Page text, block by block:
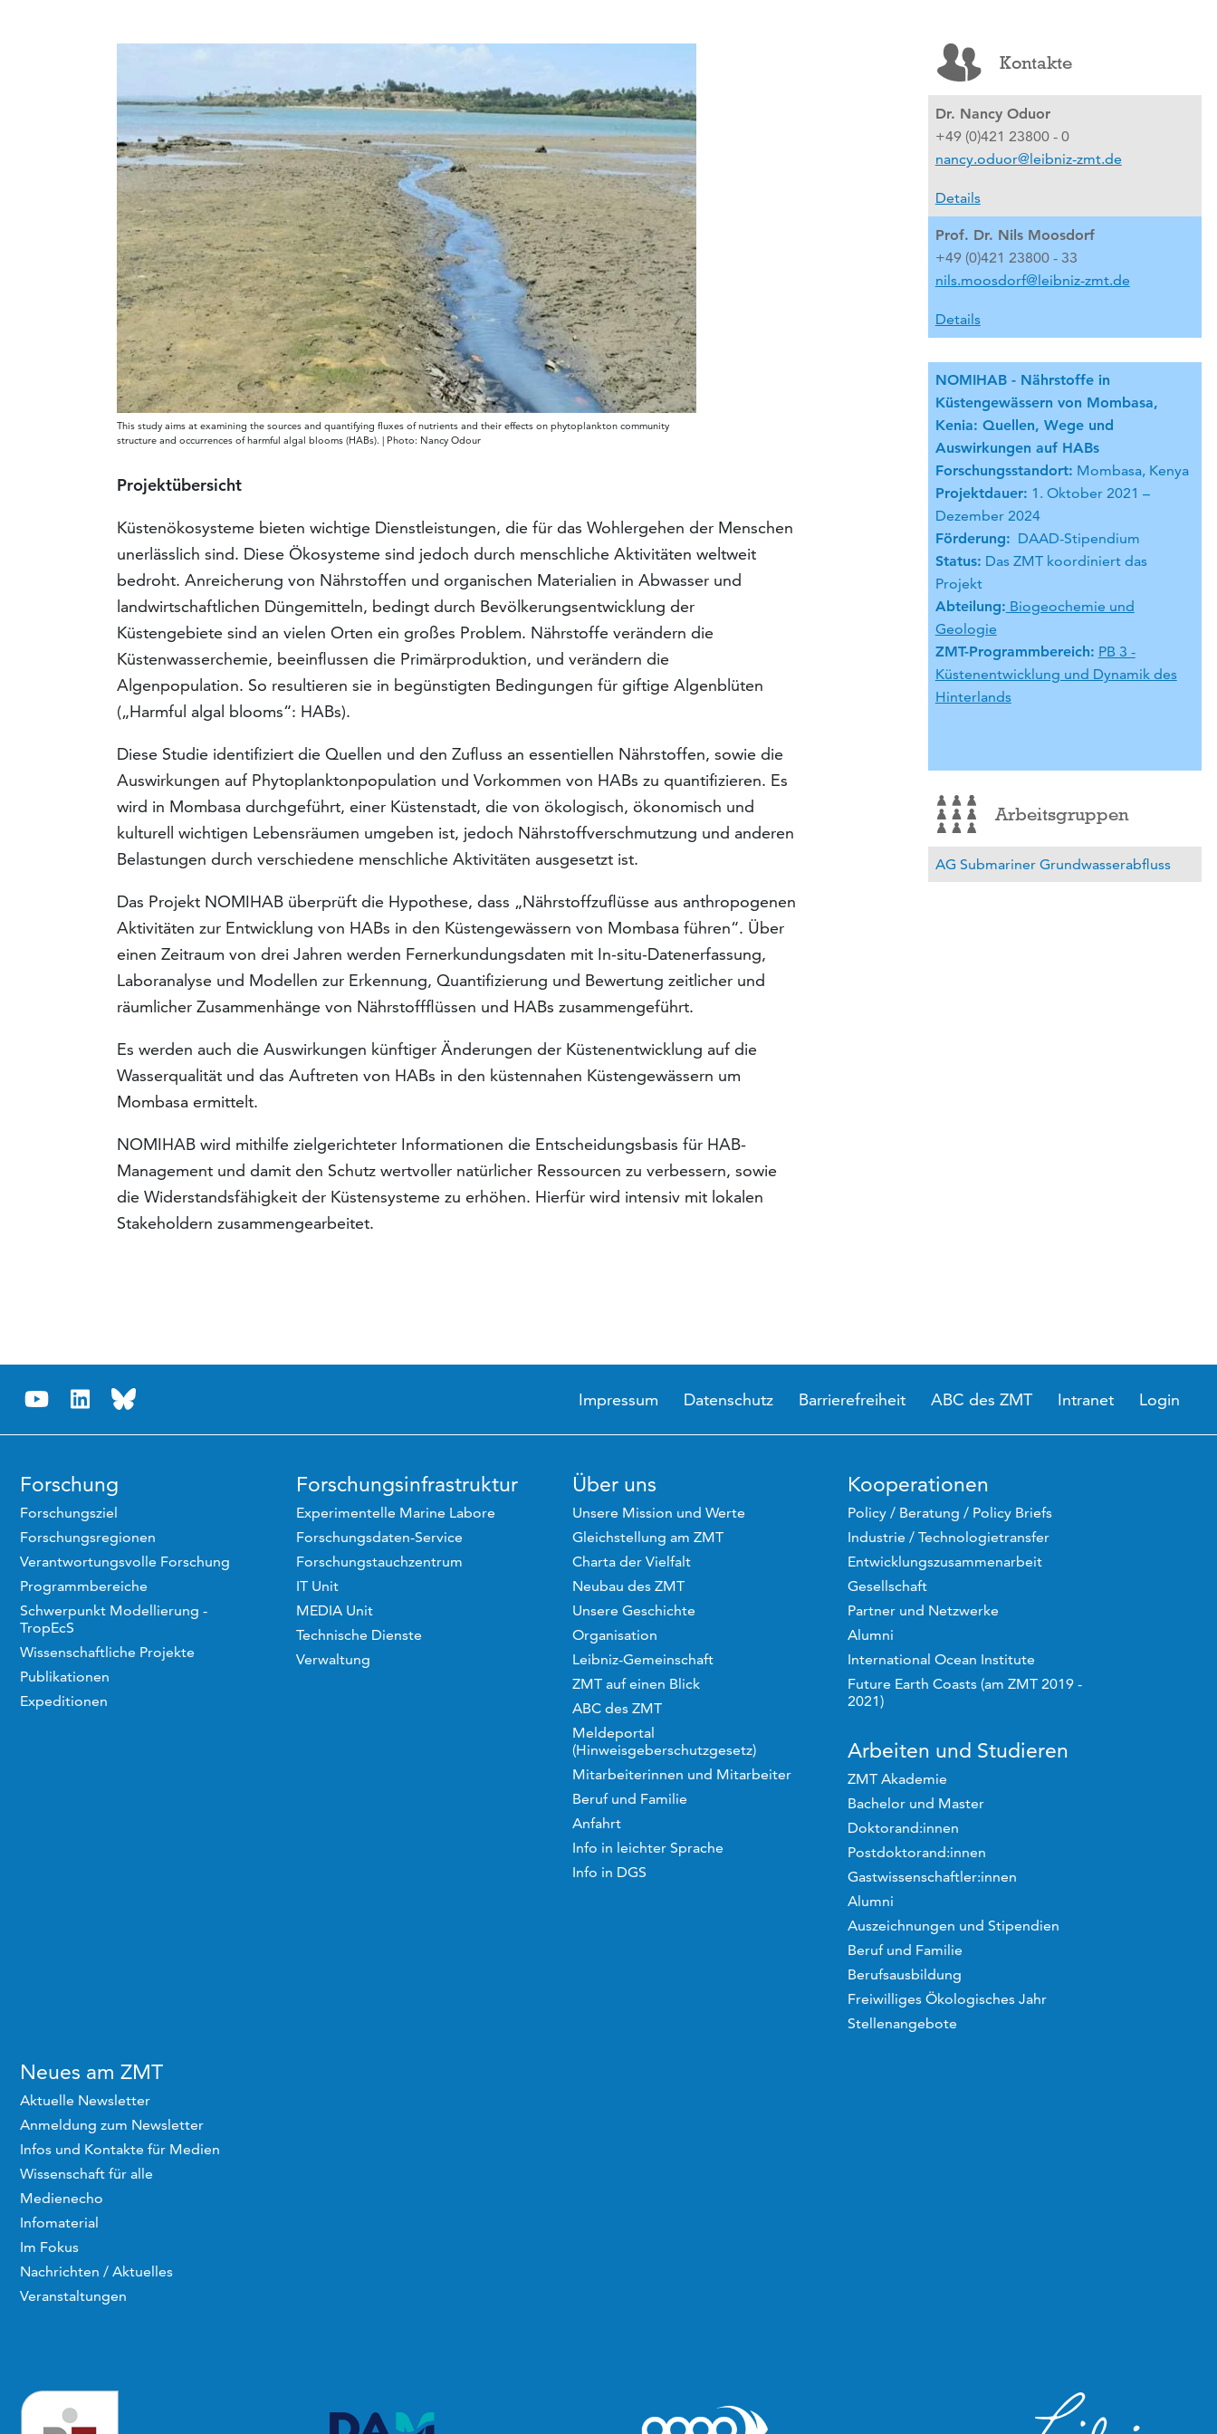
This study aims at examining the sources and quantifying fluxes of nutrients and their effects on phytoplankton community
structure and occurrences of harmful algal blooms (HABs). | Photo: Nancy Odour
Projektübersicht
Küstenökosysteme bieten wichtige Dienstleistungen, die für das Wohlergehen der Menschen
unerlässlich sind. Diese Ökosysteme sind jedoch durch menschliche Aktivitäten weltweit
bedroht. Anreicherung von Nährstoffen und organischen Materialien in Abwasser und
landwirtschaftlichen Düngemitteln, bedingt durch Bevölkerungsentwicklung der
Küstengebiete sind an vielen Orten ein großes Problem. Nährstoffe verändern die
Küstenwasserchemie, beeinflussen die Primärproduktion, und verändern die
Algenpopulation. So resultieren sie in begünstigten Bedingungen für giftige Algenblüten
(„Harmful algal blooms“: HABs).
Diese Studie identifiziert die Quellen und den Zufluss an essentiellen Nährstoffen, sowie die
Auswirkungen auf Phytoplanktonpopulation und Vorkommen von HABs zu quantifizieren. Es
wird in Mombasa durchgeführt, einer Küstenstadt, die von ökologisch, ökonomisch und
kulturell wichtigen Lebensräumen umgeben ist, jedoch Nährstoffverschmutzung und anderen
Belastungen durch verschiedene menschliche Aktivitäten ausgesetzt ist.
Das Projekt NOMIHAB überprüft die Hypothese, dass „Nährstoffzuflüsse aus anthropogenen
Aktivitäten zur Entwicklung von HABs in den Küstengewässern von Mombasa führen“. Über
einen Zeitraum von drei Jahren werden Fernerkundungsdaten mit In-situ-Datenerfassung,
Laboranalyse und Modellen zur Erkennung, Quantifizierung und Bewertung zeitlicher und
räumlicher Zusammenhänge von Nährstoffflüssen und HABs zusammengeführt.
Es werden auch die Auswirkungen künftiger Änderungen der Küstenentwicklung auf die
Wasserqualität und das Auftreten von HABs in den küstennahen Küstengewässern um
Mombasa ermittelt.
NOMIHAB wird mithilfe zielgerichteter Informationen die Entscheidungsbasis für HAB-
Management und damit den Schutz wertvoller natürlicher Ressourcen zu verbessern, sowie
die Widerstandsfähigkeit der Küstensysteme zu erhöhen. Hierfür wird intensiv mit lokalen
Stakeholdern zusammengearbeitet.
Kontakte
Dr. Nancy Oduor
+49 (0)421 23800 - 0
nancy.oduor@leibniz-zmt.de
Details
Prof. Dr. Nils Moosdorf
+49 (0)421 23800 - 33
nils.moosdorf@leibniz-zmt.de
Details
NOMIHAB - Nährstoffe in
Küstengewässern von Mombasa,
Kenia: Quellen, Wege und
Auswirkungen auf HABs
Forschungsstandort: Mombasa, Kenya
Projektdauer: 1. Oktober 2021 –
Dezember 2024
Förderung: DAAD-Stipendium
Status: Das ZMT koordiniert das
Projekt
Abteilung: Biogeochemie und
Geologie
ZMT-Programmbereich: PB 3 -
Küstenentwicklung und Dynamik des
Hinterlands
Arbeitsgruppen
AG Submariner Grundwasserabfluss
Impressum Datenschutz Barrierefreiheit ABC des ZMT Intranet Login
Forschung
Forschungsziel
Forschungsregionen
Verantwortungsvolle Forschung
Programmbereiche
Schwerpunkt Modellierung -
TropEcS
Wissenschaftliche Projekte
Publikationen
Expeditionen
Forschungsinfrastruktur
Experimentelle Marine Labore
Forschungsdaten-Service
Forschungstauchzentrum
IT Unit
MEDIA Unit
Technische Dienste
Verwaltung
Über uns
Unsere Mission und Werte
Gleichstellung am ZMT
Charta der Vielfalt
Neubau des ZMT
Unsere Geschichte
Organisation
Leibniz-Gemeinschaft
ZMT auf einen Blick
ABC des ZMT
Meldeportal
(Hinweisgeberschutzgesetz)
Mitarbeiterinnen und Mitarbeiter
Beruf und Familie
Anfahrt
Info in leichter Sprache
Info in DGS
Kooperationen
Policy / Beratung / Policy Briefs
Industrie / Technologietransfer
Entwicklungszusammenarbeit
Gesellschaft
Partner und Netzwerke
Alumni
International Ocean Institute
Future Earth Coasts (am ZMT 2019 -
2021)
Arbeiten und Studieren
ZMT Akademie
Bachelor und Master
Doktorand:innen
Postdoktorand:innen
Gastwissenschaftler:innen
Alumni
Auszeichnungen und Stipendien
Beruf und Familie
Berufsausbildung
Freiwilliges Ökologisches Jahr
Stellenangebote
Neues am ZMT
Aktuelle Newsletter
Anmeldung zum Newsletter
Infos und Kontakte für Medien
Wissenschaft für alle
Medienecho
Infomaterial
Im Fokus
Nachrichten / Aktuelles
Veranstaltungen